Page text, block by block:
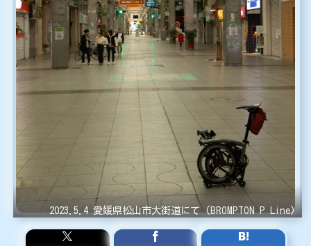
2023.5.4 愛媛県松山市大街道にて (BROMPTON P Line)